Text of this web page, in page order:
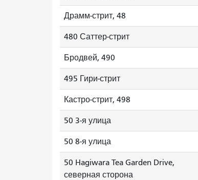
Драмм-стрит, 48
480 Саттер-стрит
Бродвей, 490
495 Гири-стрит
Кастро-стрит, 498
50 3-я улица
50 8-я улица
50 Hagiwara Tea Garden Drive,
северная сторона